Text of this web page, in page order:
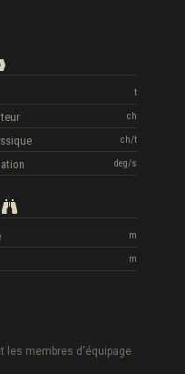
t
ch
ch/t
deg/s
m
m
les membres d'équipage